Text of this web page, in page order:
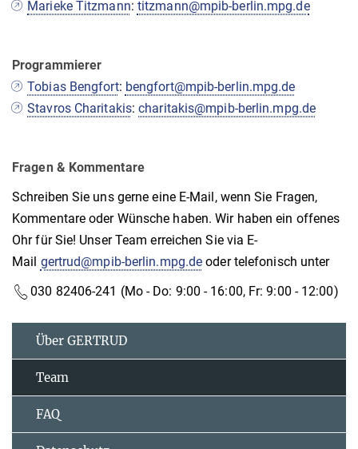
Marieke Titzmann: titzmann@mpib-berlin.mpg.de
Programmierer
Tobias Bengfort: bengfort@mpib-berlin.mpg.de
Stavros Charitakis:charitakis@mpib-berlin.mpg.de
Fragen & Kommentare
Schreiben Sie uns gerne eine E-Mail, wenn Sie Fragen,
Kommentare oder Wünsche haben. Wir haben ein offenes
Ohr für Sie! Unser Team erreichen Sie via E-
Mail gertrud@mpib-berlin.mpg.de oder telefonisch unter
030 82406-241 (Mo - Do: 9:00 - 16:00, Fr: 9:00 - 12:00)
Über GERTRUD
Team
FAQ